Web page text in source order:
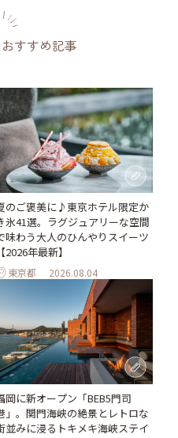
すすめ記事
のご褒美に♪東京ホテル限定か
氷41選。ラグジュアリーな空間
味わう大人のひんやりスイーツ
【2026年最新】
東京都 2026.08.04
岡に新オープン「BEB5門司
」。関門海峡の絶景とレトロな
並みに浸るトキメキ海峡ステイ